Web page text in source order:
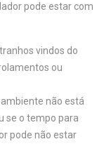
pode estar com
vindos do
ou
ambiente não está
se o tempo para
pode não estar